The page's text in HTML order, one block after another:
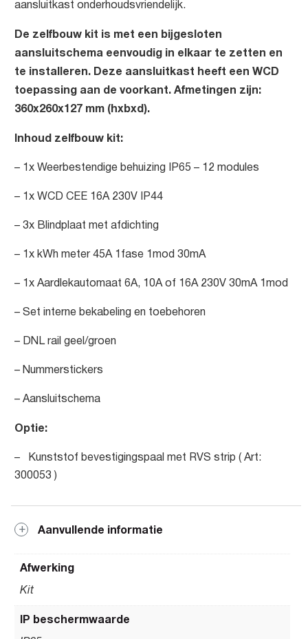
aansluitkast onderhoudsvriendelijk.
De zelfbouw kit is met een bijgesloten
aansluitschema eenvoudig in elkaar te zetten en
te installeren.Deze aansluitkast heeft een WCD
toepassing aan de voorkant. Afmetingen zijn:
360x260x127 mm (hxbxd).
Inhoud zelfbouw kit:
– 1x Weerbestendige behuizing IP65 – 12 modules
– 1x WCD CEE 16A 230V IP44
– 3x Blindplaat met afdichting
– 1x kWh meter 45A 1fase 1mod 30mA
– 1x Aardlekautomaat 6A, 10A of 16A 230V 30mA 1mod
– Set interne bekabeling en toebehoren
– DNL rail geel/groen
– Nummerstickers
– Aansluitschema
Optie:
– Kunststof bevestigingspaal met RVS strip ( Art:
300053 )
Aanvullende informatie
Afwerking
Kit
IP beschermwaarde